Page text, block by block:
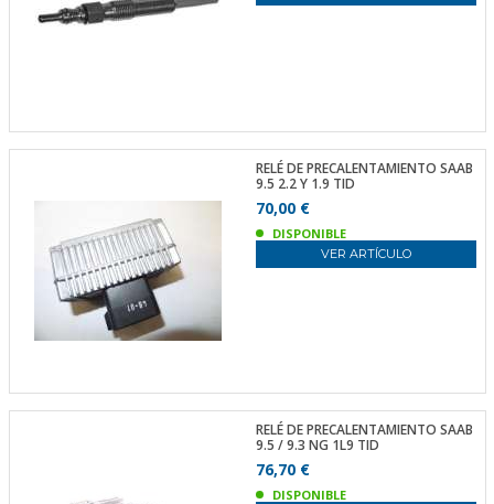
RELÉ DE PRECALENTAMIENTO SAAB
9.5 2.2 Y 1.9 TID
70,00 €
DISPONIBLE
VER ARTÍCULO
RELÉ DE PRECALENTAMIENTO SAAB
9.5 / 9.3 NG 1L9 TID
76,70 €
DISPONIBLE